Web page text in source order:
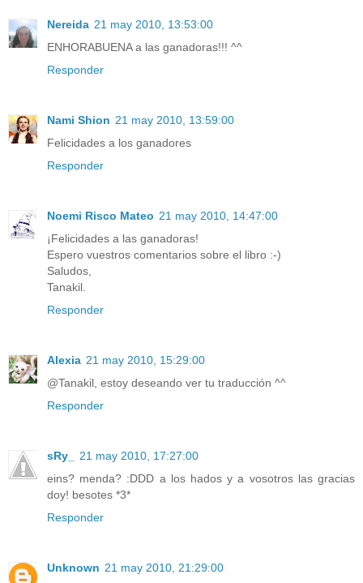
Nereida 21 may 2010, 13:53:00
ENHORABUENA a las ganadoras!!! ^^
Responder
Nami Shion 21 may 2010, 13:59:00
Felicidades a los ganadores
Responder
Noemi Risco Mateo 21 may 2010, 14:47:00
¡Felicidades a las ganadoras!
Espero vuestros comentarios sobre el libro :-)
Saludos,
Tanakil.
Responder
Alexia 21 may 2010, 15:29:00
@Tanakil, estoy deseando ver tu traducción ^^
Responder
sRy_
21 may 2010, 17:27:00
eins? menda? :DDD a los hados y a vosotros las gracias
doy! besotes *3*
Responder
Unknown 21 may 2010, 21:29:00